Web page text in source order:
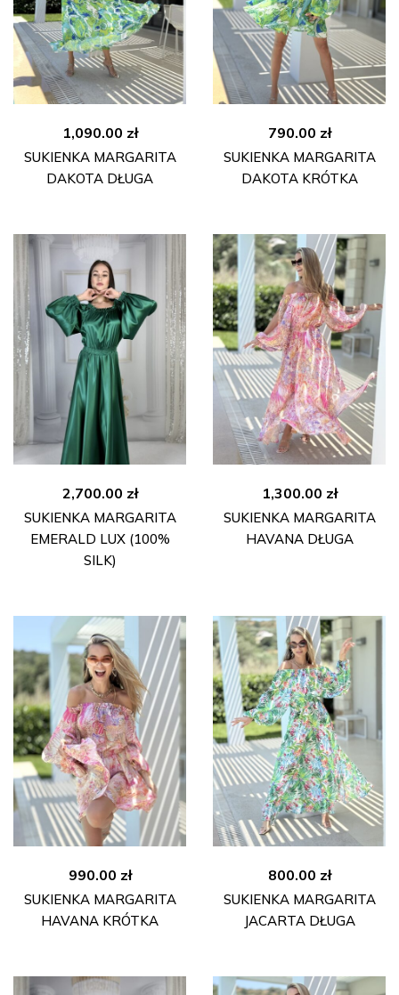
1,090.00 zł
SUKIENKA MARGARITA
DAKOTA DŁUGA
790.00 zł
SUKIENKA MARGARITA
DAKOTA KRÓTKA
2,700.00 zł
SUKIENKA MARGARITA
EMERALD LUX (100%
SILK)
1,300.00 zł
SUKIENKA MARGARITA
HAVANA DŁUGA
990.00 zł
SUKIENKA MARGARITA
HAVANA KRÓTKA
800.00 zł
SUKIENKA MARGARITA
JACARTA DŁUGA